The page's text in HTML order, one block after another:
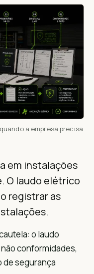
a empresa precisa
em instalações
O laudo elétrico
registrar as
o laudo
conformidades,
de segurança